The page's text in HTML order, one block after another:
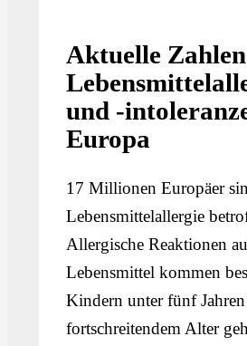
Aktuelle
und -
Europa
17 Millionen Europäer
Lebensmittelallergie
Allergische Reaktionen
Lebensmittel kommen
Kindern unter fünf
fortschreitendem Alter